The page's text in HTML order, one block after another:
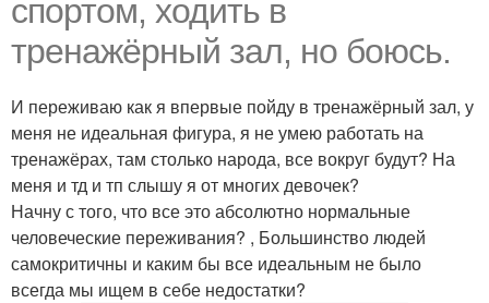
спортом, ходить в
тренажёрный зал, но боюсь.
И переживаю как я впервые пойду в тренажёрный зал, у
меня не идеальная фигура, я не умею работать на
тренажёрах, там столько народа, все вокруг будут? На
меня и тд и тп слышу я от многих девочек?
Начну с того, что все это абсолютно нормальные
человеческие переживания? , Большинство людей
самокритичны и каким бы все идеальным не было
всегда мы ищем в себе недостатки?